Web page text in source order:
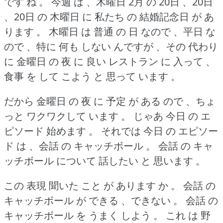
、20日 の 木曜日 に 私たち の 結婚記念日 が あ
ります 。
木曜日 は 普通 の 日 なので 、平日 な
ので 、特に 何も しない んですが 、その 代わり
に 金曜日 の 夜 に 良い レストラン に 入って 、
食事 を して こよう と 思って います 。
だから 金曜日 の 夜 に 予定 が ある ので 、ちょ
っと ワクワクして います 。
じゃあ 今日 の エ
ピソード 始めます 。
それでは 今日 の エピソー
ド は 、会話 の キャッチボール 。
会話 の キャ
ッチボール について 話したい と 思います 。
この 表現 聞いた こと が あります か 。
会話 の
キャッチボール が できる 、できない 。
会話 の
キャッチボール を うまく しよう 。
これ は 野